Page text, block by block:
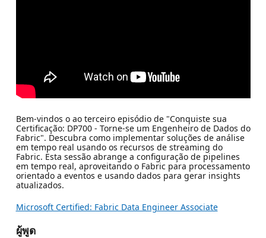
Bem-vindos o ao terceiro episódio de "Conquiste sua
Certificação: DP700 - Torne-se um Engenheiro de Dados do
Fabric". Descubra como implementar soluções de análise
em tempo real usando os recursos de streaming do
Fabric. Esta sessão abrange a configuração de pipelines
em tempo real, aproveitando o Fabric para processamento
orientado a eventos e usando dados para gerar insights
atualizados.
Microsoft Certified: Fabric Data Engineer Associate
ผู้พูด